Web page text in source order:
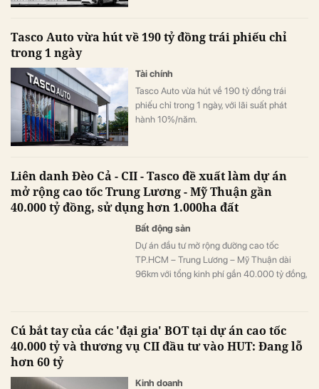
Tasco Auto vừa hút về 190 tỷ đồng trái phiếu chỉ
trong 1 ngày
Tài chính
Tasco Auto vừa hút về 190 tỷ đồng trái
phiếu chỉ trong 1 ngày, với lãi suất phát
hành 10%/năm.
Liên danh Đèo Cả - CII - Tasco đề xuất làm dự án
mở rộng cao tốc Trung Lương - Mỹ Thuận gần
40.000 tỷ đồng, sử dụng hơn 1.000ha đất
Bất động sản
Dự án đầu tư mở rộng đường cao tốc
TP.HCM – Trung Lương – Mỹ Thuận dài
96km với tổng kinh phí gần 40.000 tỷ đồng,
Cú bắt tay của các 'đại gia' BOT tại dự án cao tốc
40.000 tỷ và thương vụ CII đầu tư vào HUT: Đang lỗ
hơn 60 tỷ
Kinh doanh